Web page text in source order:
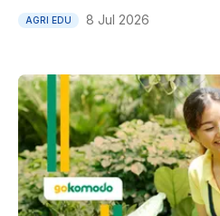
AGRI EDU 8 Jul 2026